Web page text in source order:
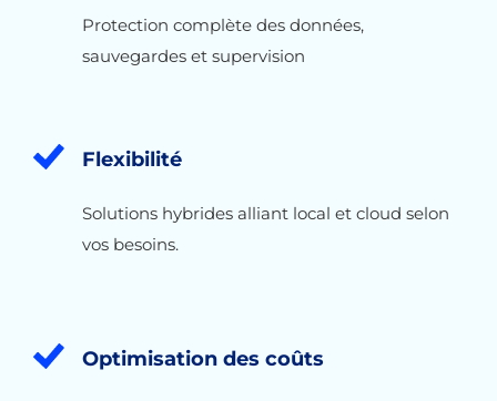
Protection complète des données,
sauvegardes et supervision
Flexibilité
Solutions hybrides alliant local et cloud selon
vos besoins.
Optimisation des coûts